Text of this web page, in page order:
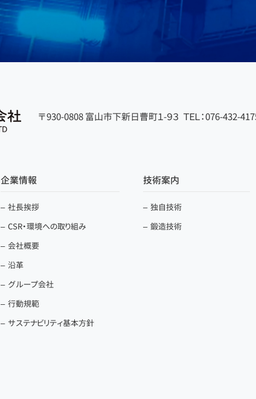
〒930-0808 富山市下新日曹町１-９３ ＴＥＬ：076-432-
企業情報
社長挨拶
CSR・環境への取り組み
会社概要
沿革
グループ会社
行動規範
サステナビリティ基本方針
技術案内
独自技術
鍛造技術